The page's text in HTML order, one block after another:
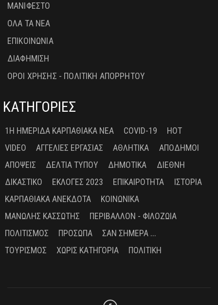
ΜΑΝΙΦΕΣΤΟ
ΟΛΑ ΤΑ ΝΕΑ
ΕΠΙΚΟΙΝΩΝΙΑ
ΔΙΑΦΗΜΙΣΗ
ΟΡΟΙ ΧΡΗΣΗΣ - ΠΟΛΙΤΙΚΗ ΑΠΟΡΡΗΤΟΥ
ΚΑΤΗΓΟΡΙΕΣ
1Η ΗΜΕΡΊΔΑ ΚΑΡΠΑΘΙΑΚΆ ΝΈΑ COVID-19
HOT
VIDEO
ΑΓΓΕΛΊΕΣ ΕΡΓΑΣΊΑΣ ΑΘΛΗΤΙΚΆ
ΑΠΌΔΗΜΟΙ
ΑΠΌΨΕΙΣ
ΔΕΛΤΊΑ ΤΎΠΟΥ ΔΗΜΟΤΙΚΆ
ΔΙΕΘΝΉ
ΔΙΚΑΣΤΙΚΌ
ΕΚΛΟΓΈΣ 2023 ΕΠΙΚΑΙΡΌΤΗΤΑ
ΙΣΤΟΡΊΑ
ΚΑΡΠΑΘΙΑΚΆ ΑΝΈΚΔΟΤΑ
ΚΟΙΝΩΝΙΚΆ
ΜΑΝΏΛΗΣ ΚΑΣΣΏΤΗΣ
ΠΕΡΙΒΆΛΛΟΝ - ΦΙΛΟΖΩΊΑ
ΠΟΛΙΤΙΣΜΌΣ
ΠΡΌΣΩΠΑ
ΣΑΝ ΣΉΜΕΡΑ ...
ΤΟΥΡΙΣΜΌΣ
ΧΩΡΊΣ ΚΑΤΗΓΟΡΊΑ ΠΟΛΙΤΙΚΉ